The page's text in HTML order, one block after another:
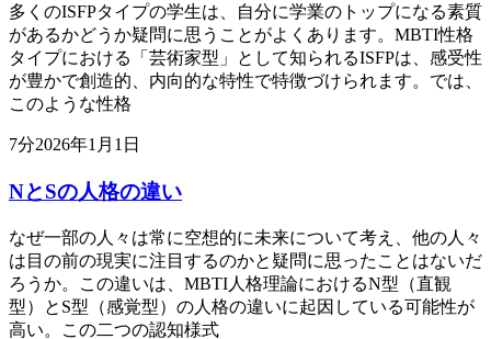
多くのISFPタイプの学生は、自分に学業のトップになる素質
があるかどうか疑問に思うことがよくあります。MBTI性格
タイプにおける「芸術家型」として知られるISFPは、感受性
が豊かで創造的、内向的な特性で特徴づけられます。では、
このような性格
7分2026年1月1日
NとSの人格の違い
なぜ一部の人々は常に空想的に未来について考え、他の人々
は目の前の現実に注目するのかと疑問に思ったことはないだ
ろうか。この違いは、MBTI人格理論におけるN型（直観
型）とS型（感覚型）の人格の違いに起因している可能性が
高い。この二つの認知様式